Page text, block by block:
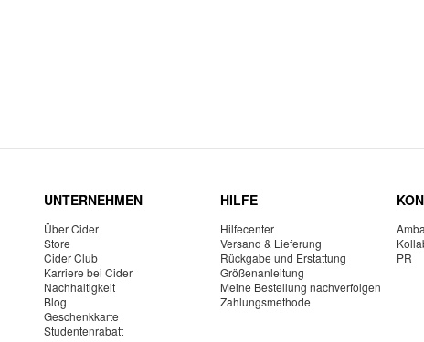
UNTERNEHMEN
Über Cider
Store
Cider Club
Karriere bei Cider
Nachhaltigkeit
Blog
Geschenkkarte
Studentenrabatt
HILFE
Hilfecenter
Versand & Lieferung
Rückgabe und Erstattung
Größenanleitung
Meine Bestellung nachverfolgen
Zahlungsmethode
PR